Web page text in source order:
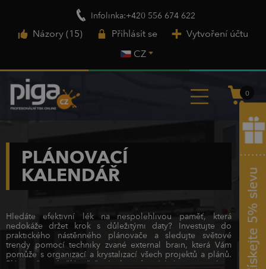
Infolinka:+420 556 674 622
Názory (15) Přihlásit se
Vytvoření účtu
CZ
0
PLÁNOVACÍ
KALENDÁŘ
Hledáte efektivní lék na nespolehlivou paměť, která
nedokáže držet krok s důležitými daty? Investujte do
praktického nástěnného plánovače a sledujte světové
trendy pomocí techniky zvané external brain, která Vám
pomůže s organizací a krystalizací všech projektů a plánů.
Plánovač je skvělým řešením koordinující týmovou práci –